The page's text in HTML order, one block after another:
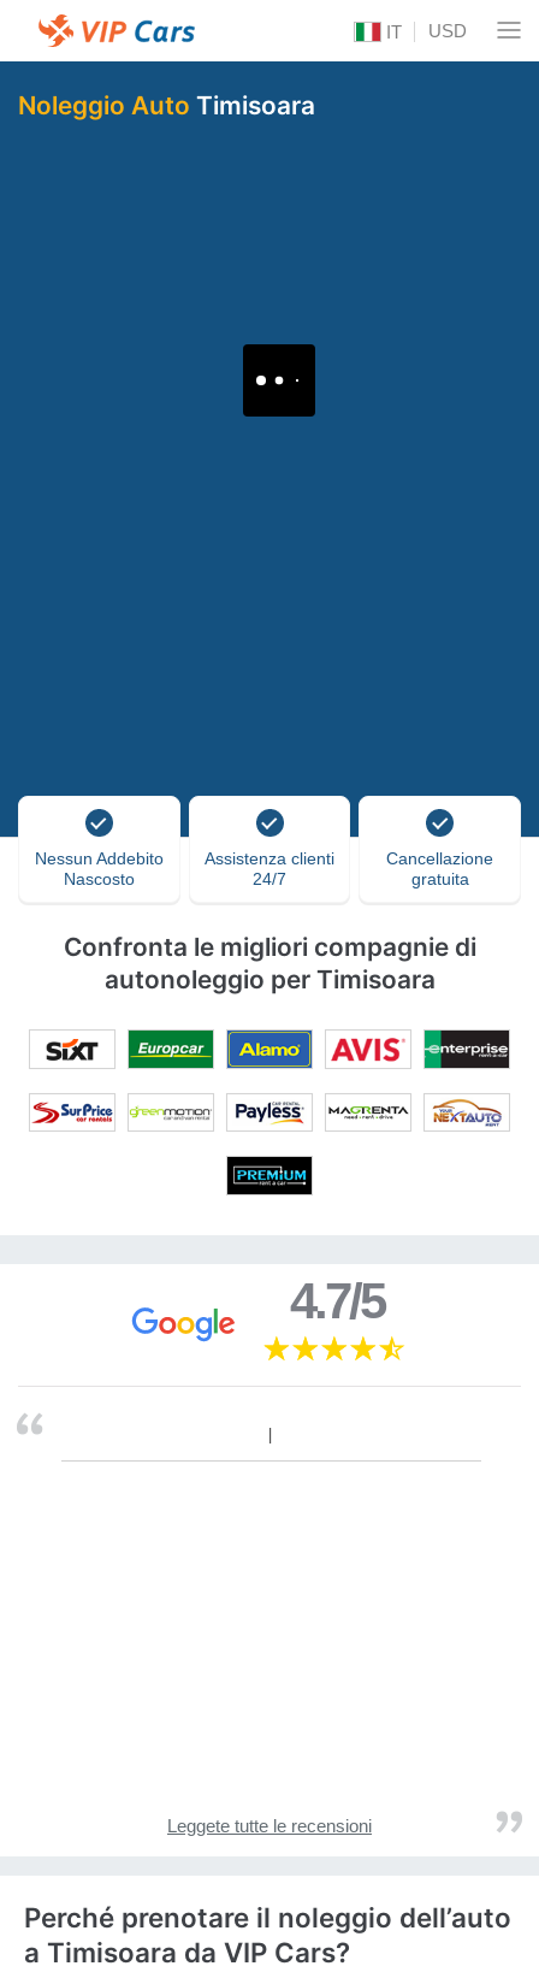
IT USD
Noleggio Auto Timisoara
Nessun Addebito
Nascosto
Assistenza clienti
24/7
Cancellazione
gratuita
Confronta le migliori compagnie di
autonoleggio per Timisoara
4.7/5
Leggete tutte le recensioni
Perché prenotare il noleggio dell’auto
a Timisoara da VIP Cars?